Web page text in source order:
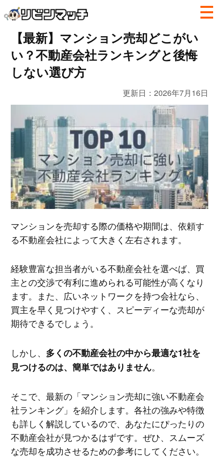
【最新】マンション売却どこがい
い？不動産会社ランキングと後悔
しない選び方
更新日：2026年7月16日
マンションを売却する際の価格や期間は、依頼す
る不動産会社によって大きく左右されます。
経験豊富な担当者がいる不動産会社を選べば、買
主との交渉で有利に進められる可能性が高くなり
ます。また、広いネットワークを持つ会社なら、
買主を早く見つけやすく、スピーディーな売却が
期待できるでしょう。
しかし、 多くの不動産会社の中から最適な1社を
見つけるのは、簡単ではありません。
そこで、最新の「マンション売却に強い不動産会
社ランキング」を紹介します。各社の強みや特徴
も詳しく解説しているので、あなたにぴったりの
不動産会社が見つかるはずです。ぜひ、スムーズ
な売却を成功させるための参考にしてください。